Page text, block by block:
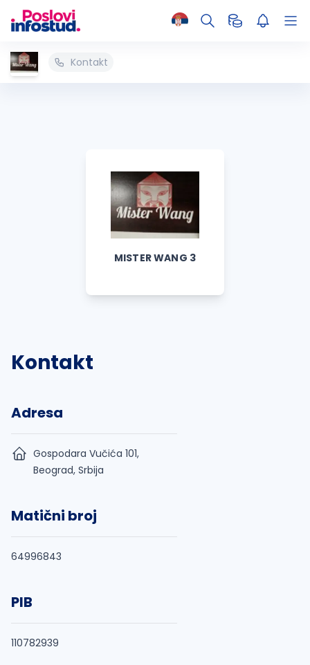
Kontakt
MISTER WANG 3
Kontakt
Adresa
Gospodara Vučića 101,
Beograd, Srbija
Matični broj
64996843
PIB
110782939